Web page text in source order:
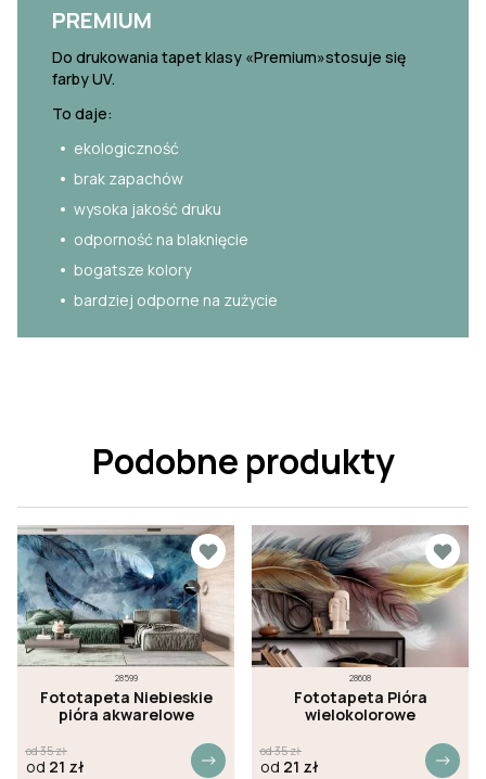
PREMIUM
Do drukowania tapet klasy «Premium»stosuje się
farby UV.
To daje:
ekologiczność
brak zapachów
wysoka jakość druku
odporność na blaknięcie
bogatsze kolory
bardziej odporne na zużycie
Podobne produkty
28599
Fototapeta Niebieskie
pióra akwarelowe
od35zł
od 21 zł
28608
Fototapeta Pióra
wielokolorowe
od35zł
od 21 zł